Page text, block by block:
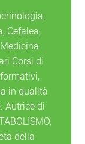
Cefalea,
Corsi di
in qualità
Autrice di
della